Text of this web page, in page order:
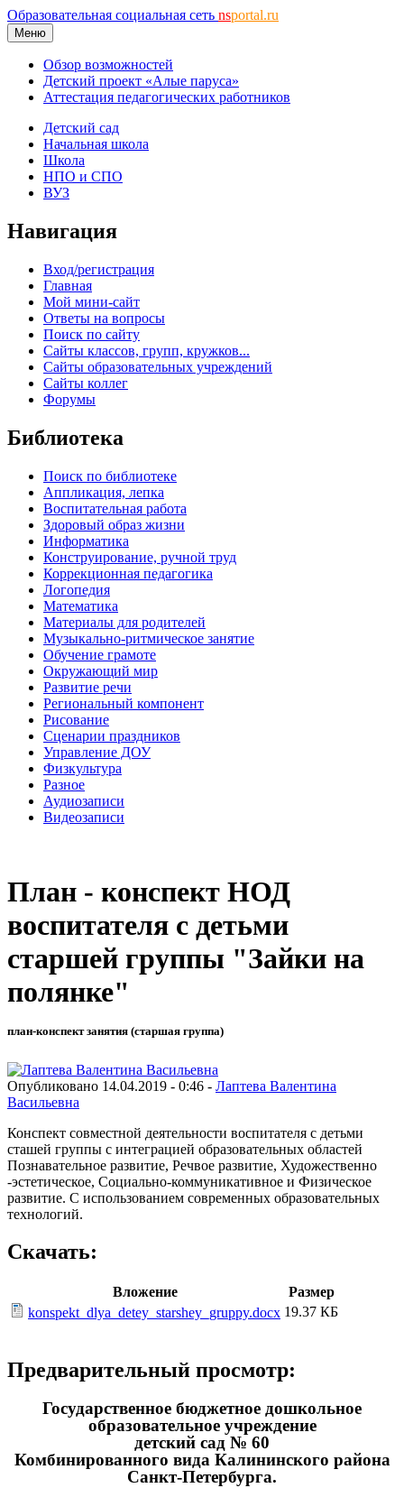
Образовательная социальная сеть nsportal.ru
Меню
Обзор возможностей
Детский проект «Алые паруса»
Аттестация педагогических работников
Детский сад
Начальная школа
Школа
НПО и СПО
ВУЗ
Навигация
Вход/регистрация
Главная
Мой мини-сайт
Ответы на вопросы
Поиск по сайту
Сайты классов, групп, кружков...
Сайты образовательных учреждений
Сайты коллег
Форумы
Библиотека
Поиск по библиотеке
Аппликация, лепка
Воспитательная работа
Здоровый образ жизни
Информатика
Конструирование, ручной труд
Коррекционная педагогика
Логопедия
Математика
Материалы для родителей
Музыкально-ритмическое занятие
Обучение грамоте
Окружающий мир
Развитие речи
Региональный компонент
Рисование
Сценарии праздников
Управление ДОУ
Физкультура
Разное
Аудиозаписи
Видеозаписи
План - конспект НОД
воспитателя с детьми
старшей группы "Зайки на
полянке"
план-конспект занятия (старшая группа)
Опубликовано 14.04.2019 - 0:46 - Лаптева Валентина
Васильевна
Конспект совместной деятельности воспитателя с детьми
сташей группы с интеграцией образовательных областей
Познавательное развитие, Речвое развитие, Художественно
-эстетическое, Социально-коммуникативное и Физическое
развитие. С использованием современных образовательных
технологий.
Скачать:
Вложение
Размер
konspekt_dlya_detey_starshey_gruppy.docx 19.37 КБ
Предварительный просмотр:
Государственное бюджетное дошкольное
образовательное учреждение
детский сад № 60
Комбинированного вида Калининского района
Санкт-Петербурга.